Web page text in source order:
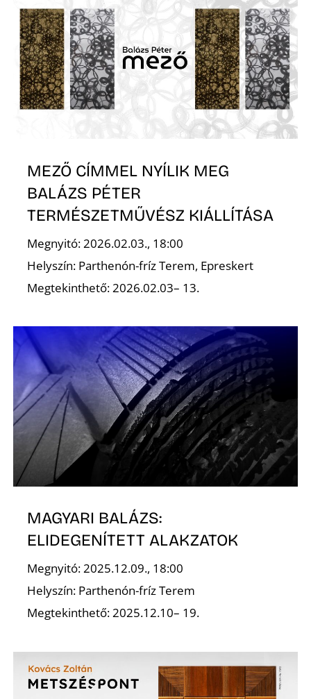
MEZŐ CÍMMEL NYÍLIK MEG
BALÁZS PÉTER
TERMÉSZETMŰVÉSZ KIÁLLÍTÁSA
Megnyitó: 2026.02.03., 18:00
Helyszín: Parthenón-fríz Terem, Epreskert
Megtekinthető: 2026.02.03– 13.
MAGYARI BALÁZS:
ELIDEGENÍTETT ALAKZATOK
Megnyitó: 2025.12.09., 18:00
Helyszín: Parthenón-fríz Terem
Megtekinthető: 2025.12.10– 19.